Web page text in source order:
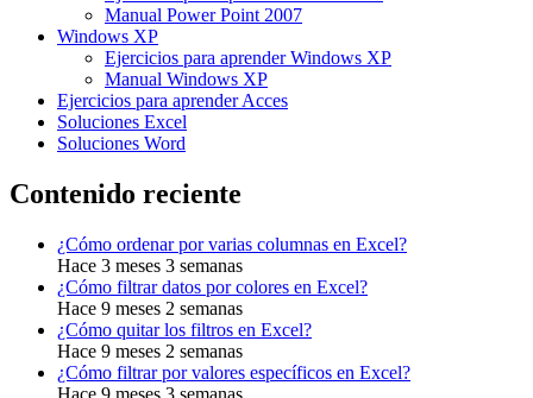
Manual Power Point 2007
Windows XP
Ejercicios para aprender Windows XP
Manual Windows XP
Ejercicios para aprender Acces
Soluciones Excel
Soluciones Word
Contenido reciente
¿Cómo ordenar por varias columnas en Excel?
Hace 3 meses 3 semanas
¿Cómo filtrar datos por colores en Excel?
Hace 9 meses 2 semanas
¿Cómo quitar los filtros en Excel?
Hace 9 meses 2 semanas
¿Cómo filtrar por valores específicos en Excel?
Hace 9 meses 3 semanas